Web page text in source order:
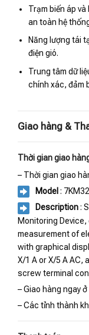
Trạm biến áp
an toàn hệ
Năng lượng tái
điện gió.
Trung tâm dữ
chính xác, đảm
Giao hàng &
Thời gian giao
– Thời gian giao
Model :
Description:
Monitoring
measurement of
with graphical
X/1 A or X/5 A AC,
screw terminal
– Giao hàng ngay
– Các tỉnh thành